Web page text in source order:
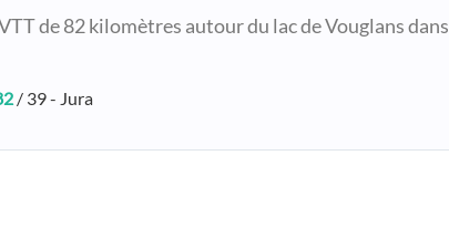
de 82 kilomètres autour du lac de Vouglans dans
/ 39 - Jura